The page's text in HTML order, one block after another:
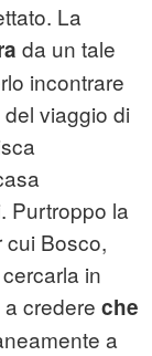
La
da un tale
incontrare
viaggio di
Purtroppo la
cui Bosco,
in
credere che
a